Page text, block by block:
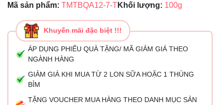
Mã sản phẩm: TMTBQA12-7-TKhối lượng: 100g
Khuyến mãi đặc biệt !!!
ÁP DỤNG PHIẾU QUÀ TẶNG/ MÃ GIẢM GIÁ THEO
NGÀNH HÀNG
GIẢM GIÁ KHI MUA TỪ 2 LON SỮA HOẶC 1 THÙNG
BỈM
TẶNG VOUCHER MUA HÀNG THEO DANH MỤC SẢN